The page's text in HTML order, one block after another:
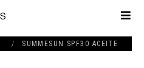
/ SUMMESUN SPF30 ACEITE